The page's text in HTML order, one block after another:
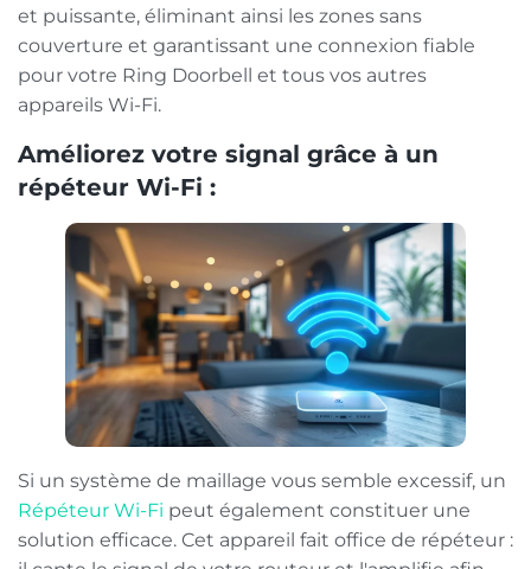
et puissante, éliminant ainsi les zones sans
couverture et garantissant une connexion fiable
pour votre Ring Doorbell et tous vos autres
appareils Wi-Fi.
Améliorez votre signal grâce à un
répéteur Wi-Fi :
Si un système de maillage vous semble excessif, un
Répéteur Wi-Fi peut également constituer une
solution efficace. Cet appareil fait office de répéteur :